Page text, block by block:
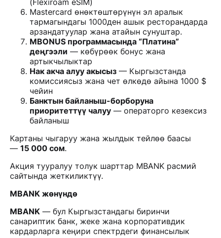
(Flexiroam eSIM)
Mastercard өнөктөштөрүнүн эл аралык
тармагындагы 1000ден ашык ресторандарда
арзандатуулар жана атайын сунуштар.
MBONUS программасында “Платина”
деңгээли — көбүрөөк бонус жана
артыкчылыктар
Нак акча алуу акысыз — Кыргызстанда
комиссиясыз жана чет өлкөдө айына 1000 $
чейин
Банктын байланыш-борборуна
приоритеттүү чалуу — операторго кезексиз
байланыш
Картаны чыгаруу жана жылдык тейлөө баасы
— 15 000 сом.
Акция тууралуу толук шарттар MBANK расмий
сайтында жеткиликтүү.
MBANK жөнүндө
MBANK — бул Кыргызстандагы биринчи
санариптик банк, жеке жана корпоративдик
кардарларга кеңири спектрдеги финансылык